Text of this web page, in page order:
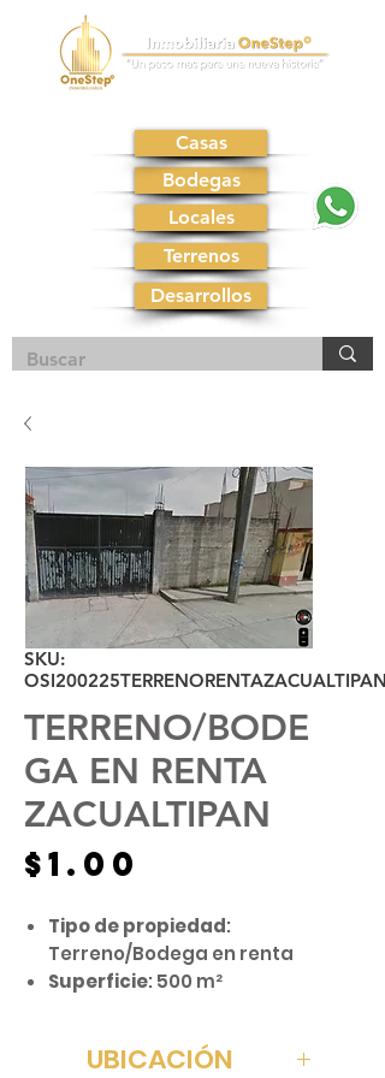
Bodegas
Casas
Locales
Terrenos
Desarrollos
SKU:
OSI200225TERRENORENTAZACUALTIPAN
TERRENO/BODE
GA EN RENTA
ZACUALTIPAN
$1.00
Tipo de propiedad:
Terreno/Bodega en renta
Superficie: 500 m²
Ubicación: Zacualtipán
UBICACIÓN